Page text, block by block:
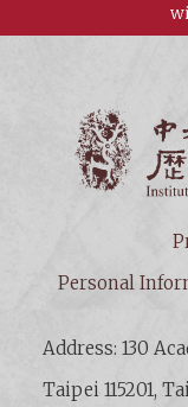
Personal
Address: 130
Taipei 115201,